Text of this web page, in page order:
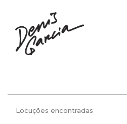
Locuções encontradas